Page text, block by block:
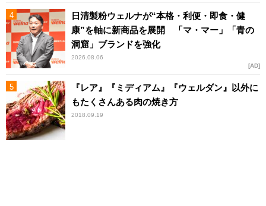
日清製粉ウェルナが“本格・利便・即食・健
康”を軸に新商品を展開 「マ・マー」「青の
洞窟」ブランドを強化
2026.08.06
AD
『レア』『ミディアム』『ウェルダン』以外に
もたくさんある肉の焼き方
2018.09.19